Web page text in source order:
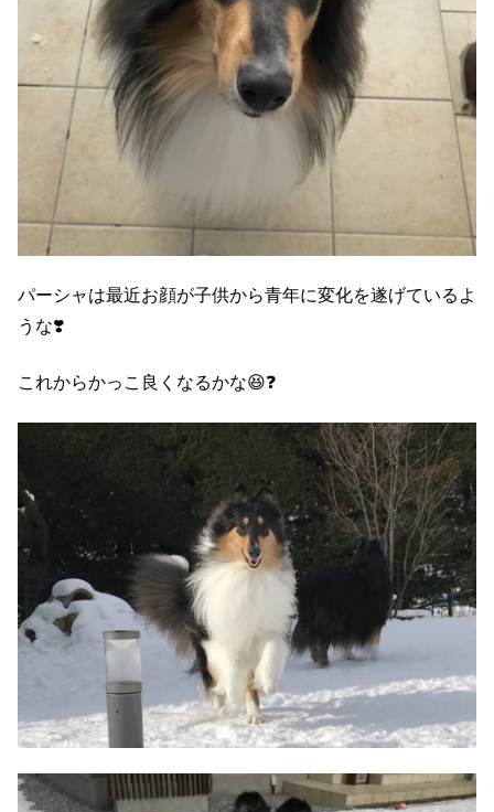
パーシャは最近お顔が子供から青年に変化を遂げているよ
うな❣️
これからかっこ良くなるかな😆❓